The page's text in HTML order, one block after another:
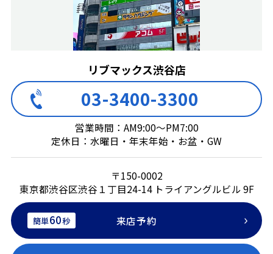
リブマックス渋谷店
03-3400-3300
営業時間：AM9:00～PM7:00
定休日：水曜日・年末年始・お盆・GW
〒150-0002
東京都渋谷区渋谷１丁目24-14 トライアングルビル 9F
簡単60秒 来店予約